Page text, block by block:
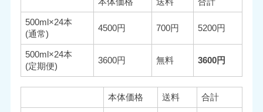
500ml×24本
(通常)
4500円 700円 5200円
500ml×24本
(定期便)
3600円 無料 3600円
本体価格 送料 合計